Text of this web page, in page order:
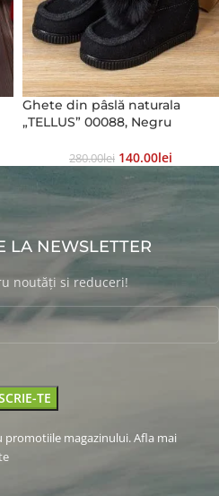
Ghete din pâslă naturala
„TELLUS” 00088, Negru
280.00Lei 140.00Lei
LA NEWSLETTER
noutăți si reduceri!
promotiile magazinului. Afla mai